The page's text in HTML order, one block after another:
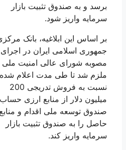
برسد و به صندوق تثبیت بازار
سرمایه واریز شود.
بر اساس این ابلاغیه، بانک مرکزی
جمهوری اسلامی ایران در اجرای
مصوبه شورای عالی امنیت ملی
ملزم شد تا طی مدت اعلام شده
نسبت به فروش تدریجی 200
میلیون دلار از منابع ارزی حساب
صندوق توسعه ملی اقدام و منابع
حاصل را به صندوق تثبیت بازار
سرمایه واریز کند.